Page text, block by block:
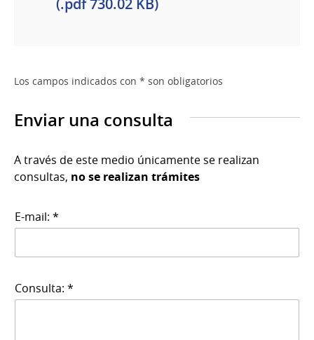
(.pdf 730.02 KB)
Los campos indicados con * son obligatorios
Enviar una consulta
A través de este medio únicamente se realizan
consultas, no se realizan trámites
E-mail: *
Consulta: *